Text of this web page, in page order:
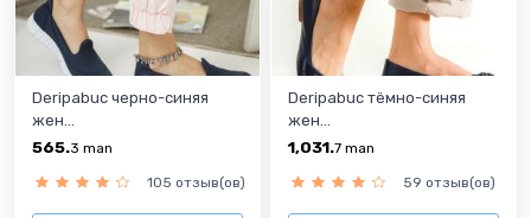
Deripabuc черно-синяя
жен...
565.3 man
105 отзыв(ов)
Deripabuc тёмно-синяя
жен...
1,031.7 man
59 отзыв(ов)